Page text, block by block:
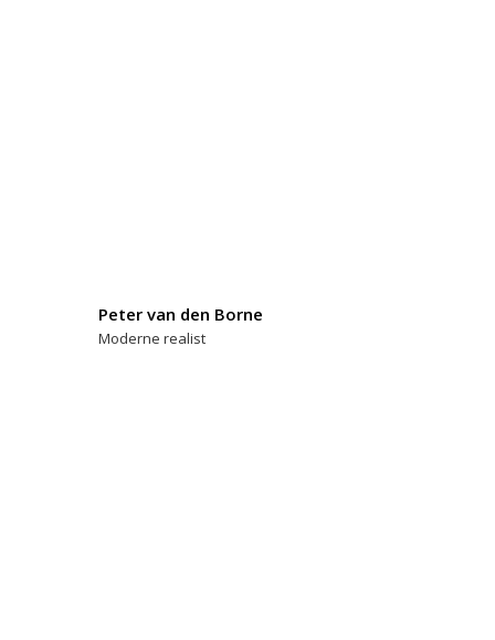
Peter van den Borne
Moderne realist